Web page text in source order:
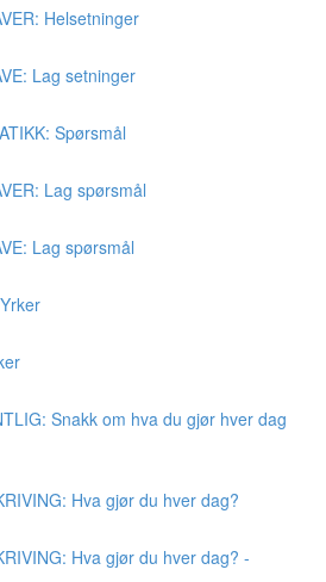
Helsetninger
Lag setninger
Spørsmål
Lag spørsmål
Lag spørsmål
Snakk om hva du gjør hver dag
Hva gjør du hver dag?
Hva gjør du hver dag? -